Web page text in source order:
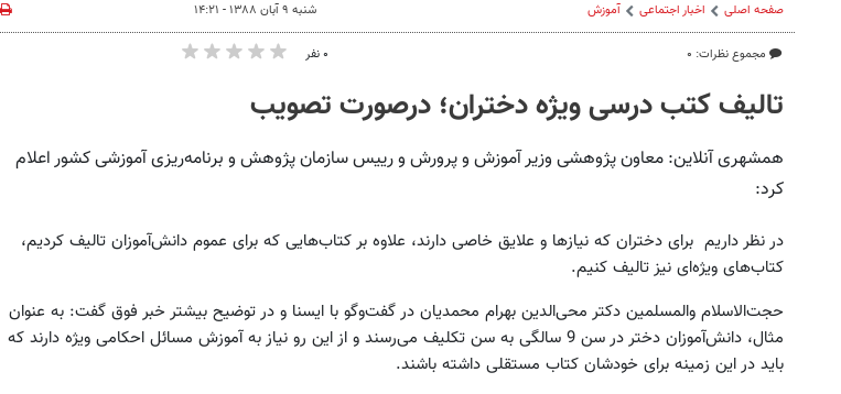
صفحه اصلی اخبار اجتماعی آموزش
مجموع نظرات: ۰
شنبه ۹ آبان ۱۳۸۸ - ۱۴:۲۱
۰ نفر
تالیف کتب درسی ویژه دختران؛ درصورت تصویب
همشهری آنلاین: معاون پژوهشی وزیر آموزش و پرورش و رییس سازمان پژوهش و برنامه‌ریزی آموزشی کشور اعلام
کرد:
در نظر داریم برای دختران که نیازها و علایق خاصی دارند، علاوه بر کتاب‌هایی که برای عموم دانش‌آموزان تالیف کردیم،
کتاب‌های ویژه‌ای نیز تالیف کنیم.
حجت‌الاسلام والمسلمین دکتر محی‌الدین بهرام محمدیان در گفت‌وگو با ایسنا و در توضیح بیشتر خبر فوق گفت: به عنوان
مثال، دانش‌آموزان دختر در سن 9 سالگی به سن تکلیف می‌رسند و از این رو نیاز به آموزش مسائل احکامی ویژه دارند که
باید در این زمینه برای خودشان کتاب مستقلی داشته باشند.
زعفرانیه + فیلم